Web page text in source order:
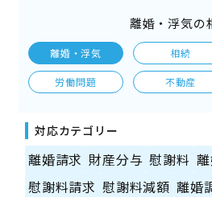
離婚・浮気の
離婚・浮気 相続
労働問題 不動産
対応カテゴリー
離婚請求 財産分与 慰謝料
慰謝料請求 慰謝料減額 離婚